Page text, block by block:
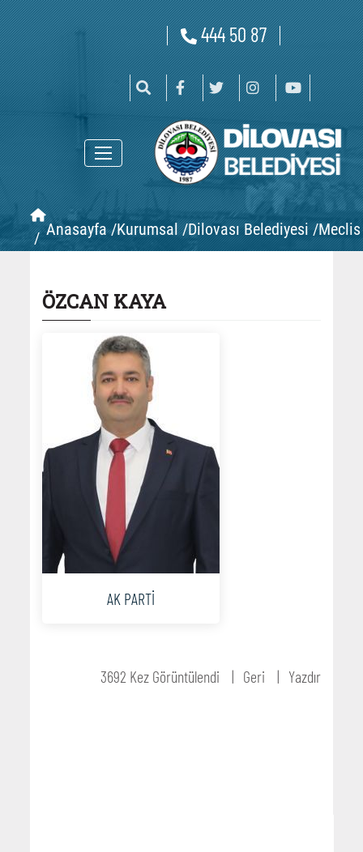
444 50 87
/Anasayfa /Kurumsal /Dilovası Belediyesi /
ÖZCAN KAYA
AK PARTİ
3692 Kez Görüntülendi Geri Yazdır